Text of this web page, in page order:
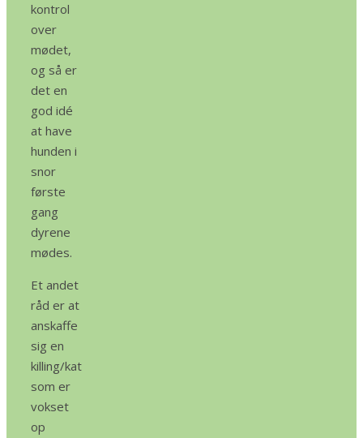
kontrol
over
mødet,
og så er
det en
god idé
at have
hunden i
snor
første
gang
dyrene
mødes.
Et andet
råd er at
anskaffe
sig en
killing/kat
som er
vokset
op